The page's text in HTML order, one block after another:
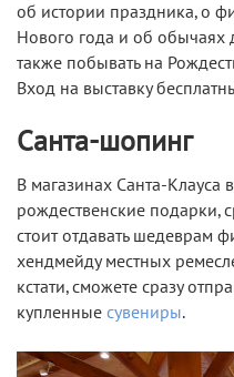
об истории праздника, о
Нового года и об обычаях
также побывать на
Вход на выставку
Санта-шопинг
В магазинах Санта-Клауса
рождественские подарки,
стоит отдавать шедеврам
хендмейду местных
кстати, сможете сразу
купленные сувениры.